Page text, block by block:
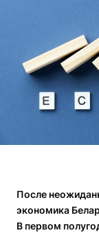
После
экономика
В первом